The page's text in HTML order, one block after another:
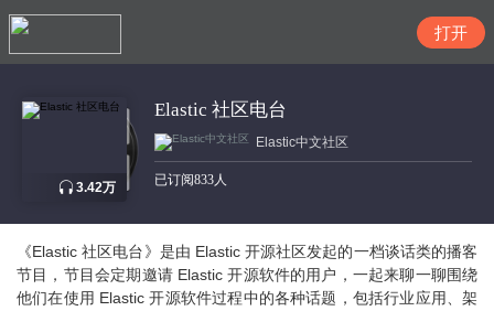
3.42万
Elastic 社区电台
Elastic中文社区
已订阅833人
《Elastic 社区电台》 是由 Elastic 开源社区发起的一档谈话类的播客
节目，节目会定期邀请 Elastic 开源软件的用户，一起来聊一聊围绕
他们在使用 Elastic 开源软件过程中的各种话题，包括行业应用、架